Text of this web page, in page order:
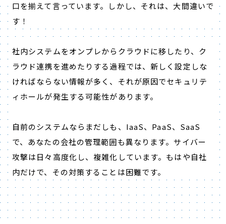
口を揃えて言っています。しかし、それは、大間違いで
す！
社内システムをオンプレからクラウドに移したり、ク
ラウド連携を進めたりする過程では、新しく設定しな
ければならない情報が多く、それが原因でセキュリテ
ィホールが発生する可能性があります。
自前のシステムならまだしも、IaaS、PaaS、SaaS
で、あなたの会社の管理範囲も異なります。サイバー
攻撃は日々高度化し、複雑化しています。もはや自社
内だけで、その対策することは困難です。